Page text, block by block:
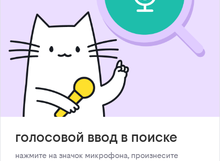
голосовой ввод в поиске
нажмите на значок микрофона, произнесите